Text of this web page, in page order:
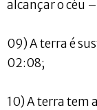
alcançar o céu
09) A terra é
02:08;
10) A terra tem